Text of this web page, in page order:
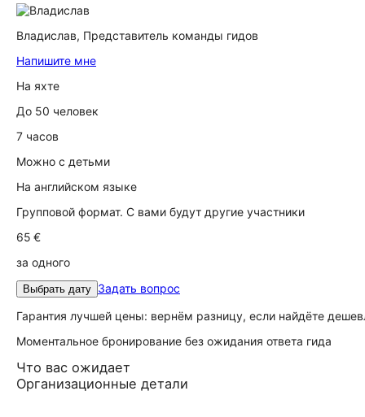
Владислав, Представитель команды гидов
Напишите мне
На яхте
До 50 человек
7 часов
Можно с детьми
На английском языке
Групповой формат. С вами будут другие участники
65 €
за одного
Выбрать дату Задать вопрос
Гарантия лучшей цены: вернём разницу, если найдёте
Моментальное бронирование без ожидания ответа гида
Что вас ожидает
Организационные детали